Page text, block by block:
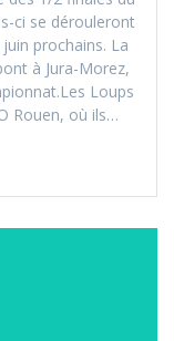
ci se dérouleront
prochains. La
à Jura-Morez,
Loups
Rouen, où ils…